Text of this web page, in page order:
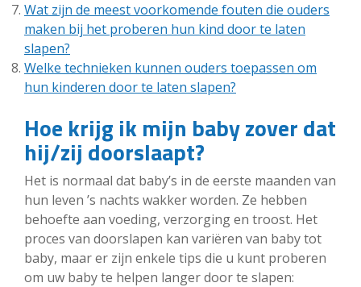
Wat zijn de meest voorkomende fouten die ouders
maken bij het proberen hun kind door te laten
slapen?
Welke technieken kunnen ouders toepassen om
hun kinderen door te laten slapen?
Hoe krijg ik mijn baby zover dat
hij/zij doorslaapt?
Het is normaal dat baby’s in de eerste maanden van
hun leven ’s nachts wakker worden. Ze hebben
behoefte aan voeding, verzorging en troost. Het
proces van doorslapen kan variëren van baby tot
baby, maar er zijn enkele tips die u kunt proberen
om uw baby te helpen langer door te slapen: